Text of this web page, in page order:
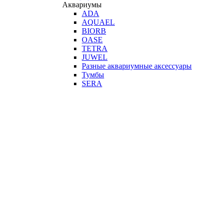
Аквариумы
ADA
AQUAEL
BIORB
OASE
TETRA
JUWEL
Разные аквариумные аксессуары
Тумбы
SERA